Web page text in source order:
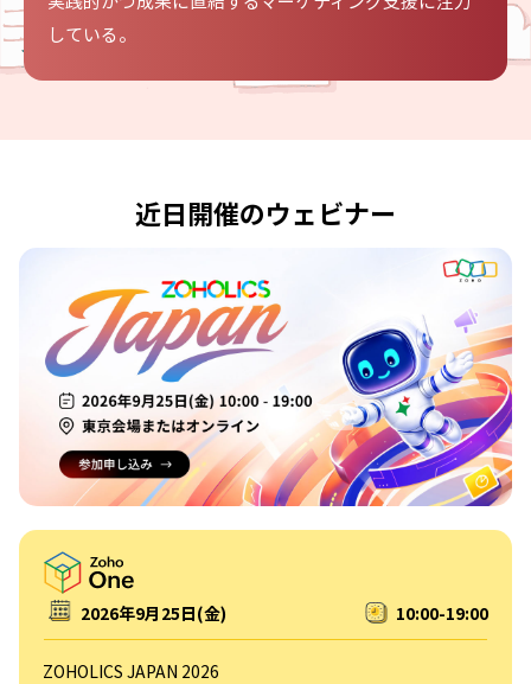
している。
近日開催のウェビナー
2026年9月25日(金) 10:00-19:00
ZOHOLICS JAPAN 2026